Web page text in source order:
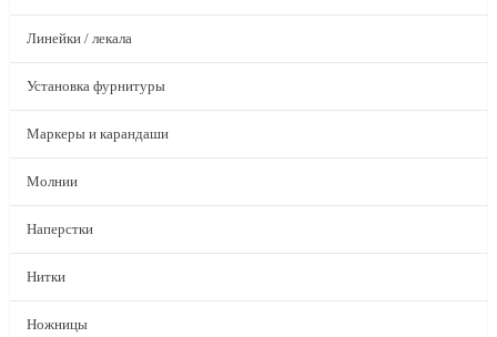
Линейки / лекала
Установка фурнитуры
Маркеры и карандаши
Молнии
Наперстки
Нитки
Ножницы